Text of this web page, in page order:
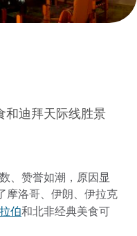
和迪拜天际线胜景
、赞誉如潮，原因显
摩洛哥、伊朗、伊拉克
伯和北非经典美食可